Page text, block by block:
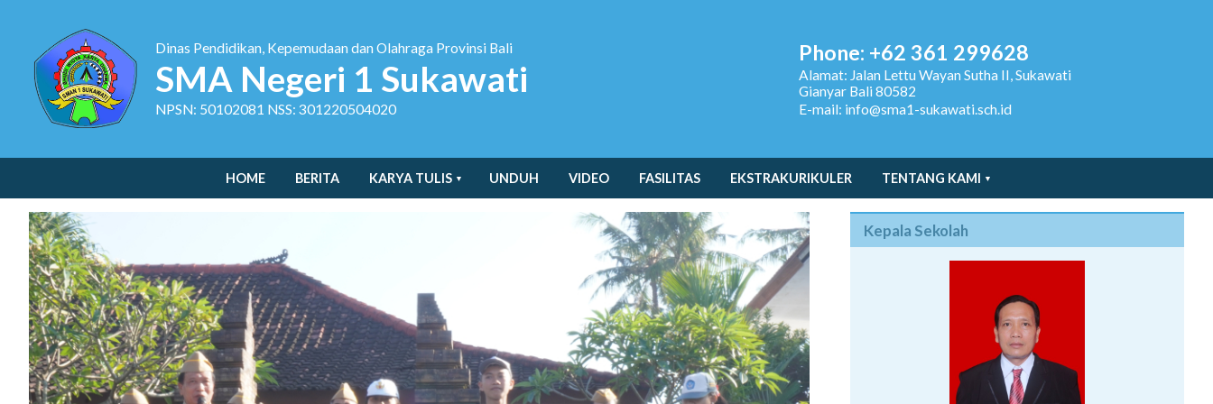
Dinas Pendidikan, Kepemudaan dan Olahraga Provinsi Bali
SMA Negeri 1 Sukawati
NPSN: 50102081 NSS: 301220504020
Phone: +62 361 299628
Alamat: Jalan Lettu Wayan Sutha II, Sukawati
Gianyar Bali 80582
E-mail: info@sma1-sukawati.sch.id
HOME BERITA KARYA TULIS UNDUH VIDEO FASILITAS EKSTRAKURIKULER TENTANG KAMI
Kepala Sekolah